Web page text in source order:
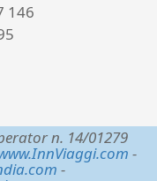
146
n. 14/01279
-
-